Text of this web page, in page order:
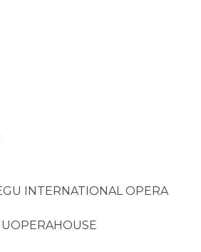
INTERNATIONAL OPERA